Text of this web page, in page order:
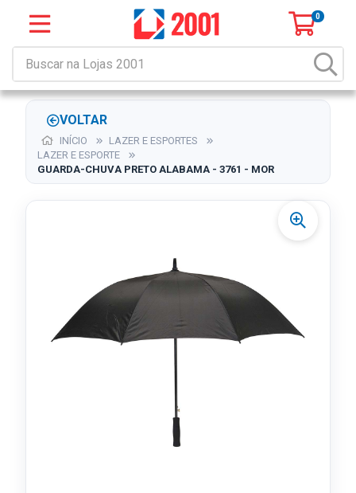
0
VOLTAR
INÍCIO
LAZER E ESPORTES
LAZER E ESPORTE
GUARDA-CHUVA PRETO ALABAMA - 3761 - MOR